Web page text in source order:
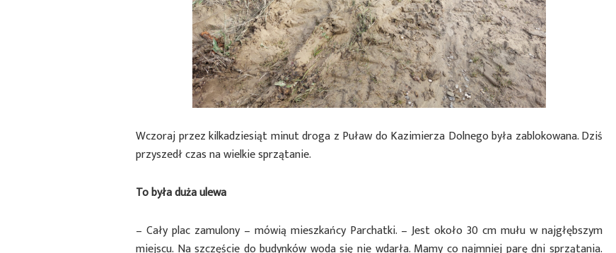
Wczoraj przez kilkadziesiąt minut droga z Puław do Kazimierza Dolnego była zablokowana. Dziś
przyszedł czas na wielkie sprzątanie.
To była duża ulewa
– Cały plac zamulony – mówią mieszkańcy Parchatki. – Jest około 30 cm mułu w najgłębszym
miejscu. Na szczęście do budynków woda się nie wdarła. Mamy co najmniej parę dni sprzątania.